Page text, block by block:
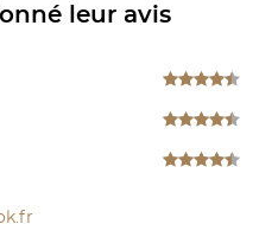
leur avis